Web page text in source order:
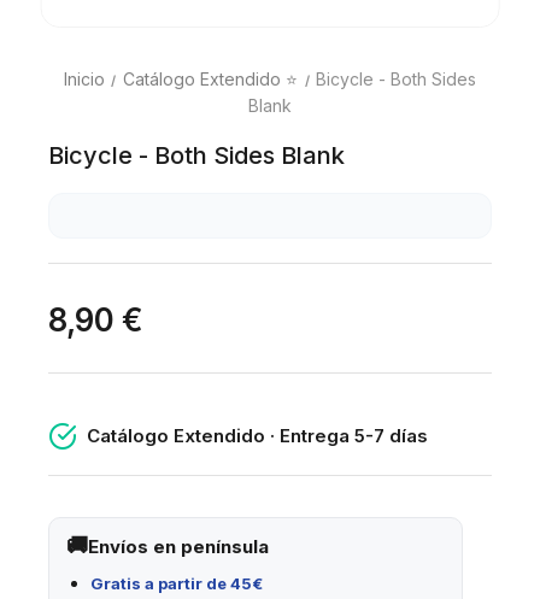
Inicio Catálogo Extendido ⭐
Bicycle - Both Sides
Blank
Bicycle - Both Sides Blank
8,90 €
Catálogo Extendido · Entrega 5-7 días
Envíos en península
Gratis a partir de 45€